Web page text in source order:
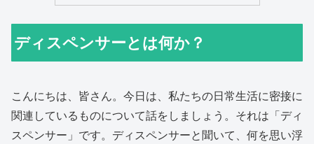
ディスペンサーとは何か？
こんにちは、皆さん。今日は、私たちの日常生活に密接に
関連しているものについて話をしましょう。それは「ディ
スペンサー」です。ディスペンサーと聞いて、何を思い浮